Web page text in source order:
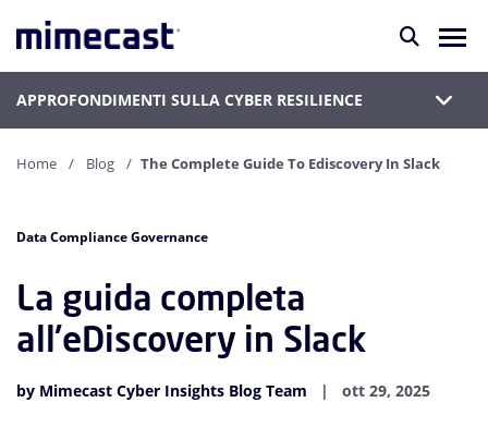
APPROFONDIMENTI SULLA CYBER RESILIENCE
Home Blog The Complete Guide To Ediscovery In Slack
Data Compliance Governance
La guida completa
all'eDiscovery in Slack
by Mimecast Cyber Insights Blog Team ott 29, 2025